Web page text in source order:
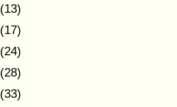
(13)
(17)
(24)
(28)
(33)